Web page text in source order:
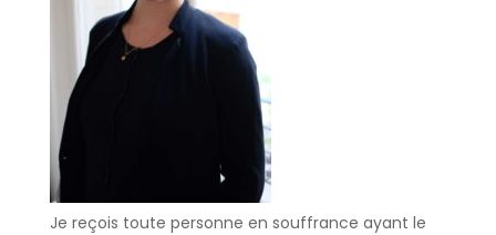
Je reçois toute personne en souffrance ayant le